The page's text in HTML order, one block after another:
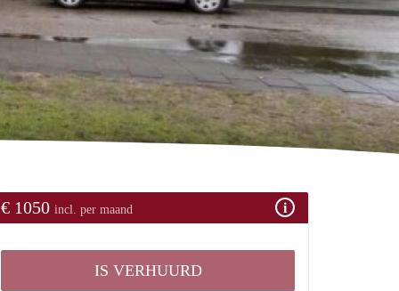
€ 1050 incl. per maand
IS VERHUURD